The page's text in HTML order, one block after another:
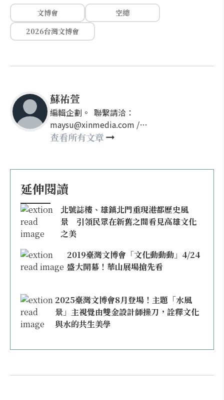
文博會
空總
2026台灣文博會
蘇祐萱
編輯企劃。 聯繫請洽：
maysu@xinmedia.com /
may860527@gmail.com
查看所有文章
延伸閱讀
北號誌樓、雄鎮北門重現港都歷史風
景 引領民眾在新舊之間看見高雄文化
之美
2019臺灣文博會「文化動動動」4/24
盛大開幕！華山展場搶先看
2025臺灣文博會8月登場！主題「水風
景」主視覺由雙金設計師操刀，詮釋文化
與水的共生美學